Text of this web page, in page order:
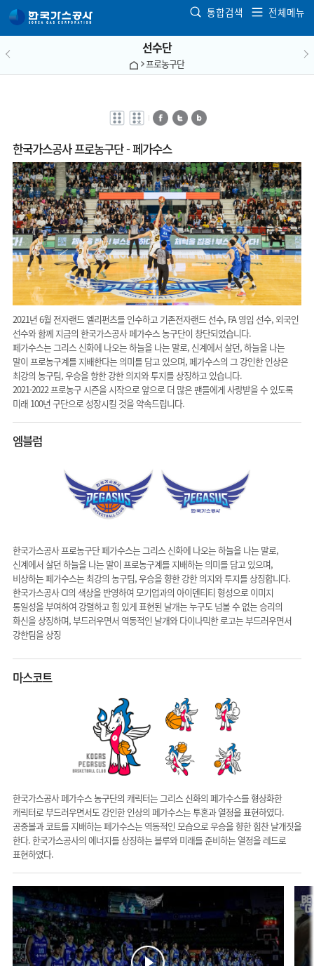
통합검색 전체메뉴
선수단
프로농구단
전자점자
바로보기
전자점자
다운로드
페이스북트위터블로그
한국가스공사 프로농구단 - 페가수스
2021년 6월 전자랜드 엘리펀츠를 인수하고 기존전자랜드 선수, FA 영입 선수, 외국인
선수와 함께 지금의 한국가스공사 페가수스 농구단이 창단되었습니다.
페가수스는 그리스 신화에 나오는 하늘을 나는 말로, 신계에서 살던, 하늘을 나는
말이 프로농구계를 지배한다는 의미를 담고 있으며, 페가수스의 그 강인한 인상은
최강의 농구팀, 우승을 항한 강한 의지와 투지를 상징하고 있습니다.
2021-2022 프로농구 시즌을 시작으로 앞으로 더 많은 팬들에게 사랑받을 수 있도록
미래 100년 구단으로 성장시킬 것을 약속드립니다.
엠블럼
한국가스공사 프로농구단 페가수스는 그리스 신화에 나오는 하늘을 나는 말로,
신계에서 살던 하늘을 나는 말이 프로농구계를 지배하는 의미를 담고 있으며,
비상하는 페가수스는 최강의 농구팀, 우승을 향한 강한 의지와 투지를 상징합니다.
한국가스공사 CI의 색상을 반영하여 모기업과의 아이덴티티 형성으로 이미지
통일성을 부여하여 강렬하고 힘 있게 표현된 날개는 누구도 넘볼 수 없는 승리의
화신을 상징하며, 부드러우면서 역동적인 날개와 다이나믹한 로고는 부드러우면서
강한팀을 상징
마스코트
한국가스공사 페가수스 농구단의 캐릭터는 그리스 신화의 페가수스를 형상화한
캐릭터로 부드러우면서도 강인한 인상의 페가수스는 투혼과 열정을 표현하였다.
공중볼과 코트를 지배하는 페가수스는 역동적인 모습으로 우승을 향한 힘찬 날개짓을
한다. 한국가스공사의 에너지를 상징하는 블루와 미래를 준비하는 열정을 레드로
표현하였다.